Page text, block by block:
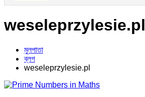
weseleprzylesie.pl
মুলপাতা
ব্লগ
weseleprzylesie.pl